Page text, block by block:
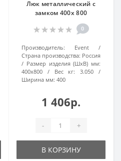
Люк металлический с
замком 400х 800
0
Производитель:
Event
Страна производства: Россия
Размер изделия (ШхВ) мм:
400х800
Вес кг:
3.050
Ширина мм: 400
1 406р.
- +
В КОРЗИНУ